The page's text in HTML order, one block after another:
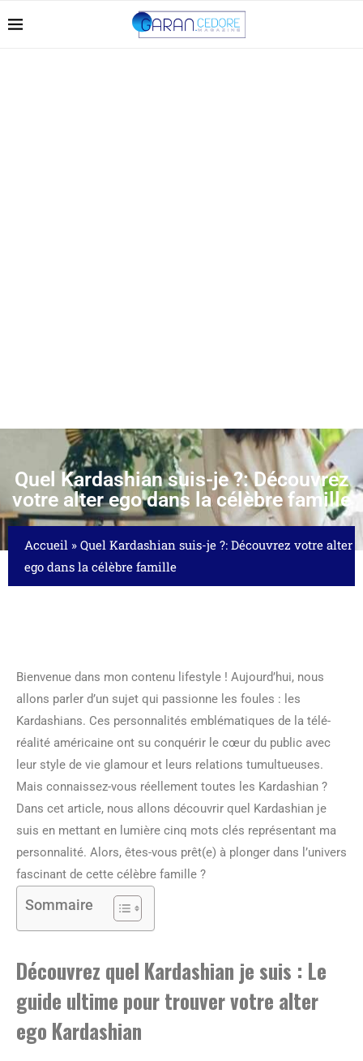
Quel Kardashian suis-je ?: Découvrez
votre alter ego dans la célèbre famille
Accueil » Quel Kardashian suis-je ?: Découvrez votre alter
ego dans la célèbre famille
Bienvenue dans mon contenu lifestyle ! Aujourd’hui, nous
allons parler d’un sujet qui passionne les foules : les
Kardashians. Ces personnalités emblématiques de la télé-
réalité américaine ont su conquérir le cœur du public avec
leur style de vie glamour et leurs relations tumultueuses.
Mais connaissez-vous réellement toutes les Kardashian ?
Dans cet article, nous allons découvrir quel Kardashian je
suis en mettant en lumière cinq mots clés représentant ma
personnalité. Alors, êtes-vous prêt(e) à plonger dans l’univers
fascinant de cette célèbre famille ?
Sommaire
Découvrez quel Kardashian je suis : Le
guide ultime pour trouver votre alter
ego Kardashian